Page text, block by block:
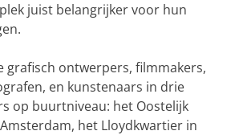
juist belangrijker voor hun
grafisch ontwerpers, filmmakers,
en kunstenaars in drie
op buurtniveau: het Oostelijk
het Lloydkwartier in